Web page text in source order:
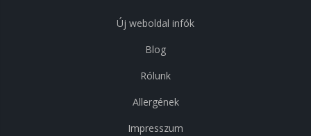
Új weboldal infók
Blog
Rólunk
Allergének
Impresszum